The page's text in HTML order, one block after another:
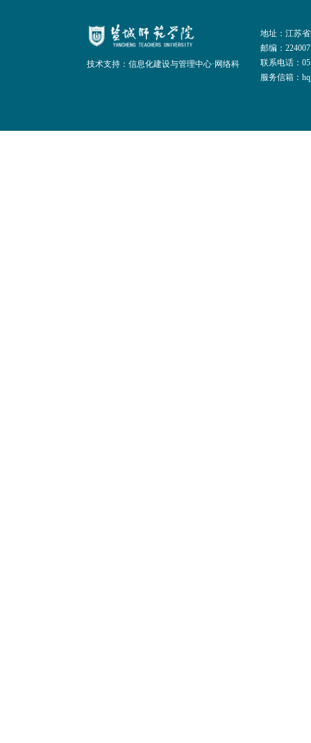
技术支持：信息化建设与管理中心·网络科
地址：江苏
邮编：224007
联系电话：
服务信箱：